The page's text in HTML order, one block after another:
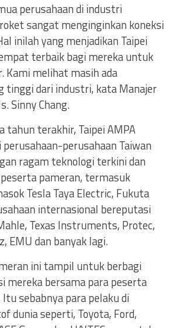
perusahaan di industri
sangat menginginkan koneksi
inilah yang menjadikan Taipei
terbaik bagi mereka untuk
Kami melihat masih ada
tinggi dari industri, kata Manajer
Sinny Chang.
tahun terakhir, Taipei AMPA
perusahaan Taiwan
ragam teknologi terkini dan
pameran, termasuk
Tesla Taya Electric, Fukuta
internasional bereputasi
Texas Instruments, Protec,
EMU dan banyak lagi.
ini tampil untuk berbagi
mereka bersama para peserta
sebabnya para pelaku di
dunia seperti, Toyota, Ford,